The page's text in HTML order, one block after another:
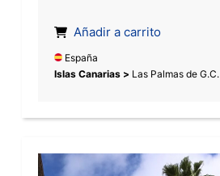
Añadir a carrito
España
Islas Canarias > Las Palmas de G.C.